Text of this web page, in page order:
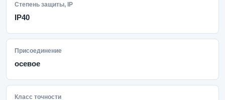
Степень защиты, IP
IP40
Присоединение
осевое
Класс точности